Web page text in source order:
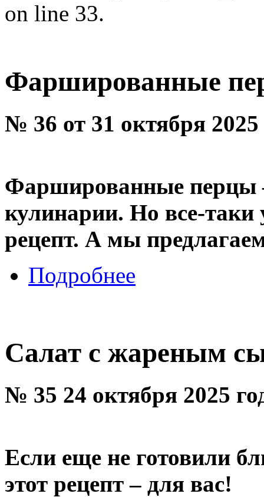
on line 33.
Фаршированные
№ 36 от 31 октября
Фаршированные перцы
кулинарии. Но все-
рецепт. А мы
Подробнее
Салат с жареным
№ 35 24 октября 2025
Если еще не готовили
этот рецепт – для вас!